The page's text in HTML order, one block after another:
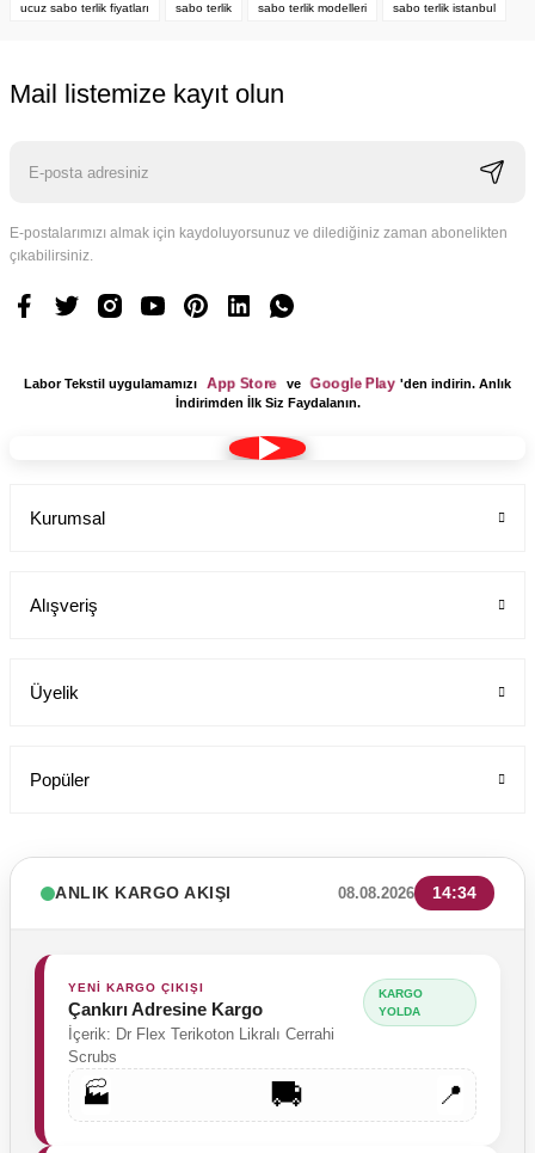
Kadın Sabo Terlik Orijinal Deri - Yüksek Taban Dolgu Topuk 209
Labor Medikal Tekstil
890,00 TL
ucuz sabo terlik fiyatları sabo terlik sabo terlik modelleri sabo terlik istanbul
Mail listemize kayıt olun
E-postalarımızı almak için kaydoluyorsunuz ve dilediğiniz zaman abonelikten
çıkabilirsiniz.
Labor Tekstil uygulamamızı App Store ve Google Play 'den indirin. Anlık
İndirimden İlk Siz Faydalanın.
Kurumsal
Alışveriş
Üyelik
Popüler
ANLIK KARGO AKIŞI 08.08.2026 14:34
YENİ KARGO ÇIKIŞI
Çankırı Adresine Kargo
İçerik: Dr Flex Terikoton Likralı Cerrahi
Scrubs
KARGO
YOLDA
🏭 🚚 📍